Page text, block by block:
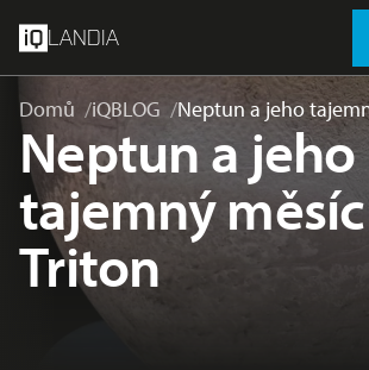
LANDIA
Domů iQBLOG Neptun a jeho
Neptun a jeho
tajemný měsíc
Triton